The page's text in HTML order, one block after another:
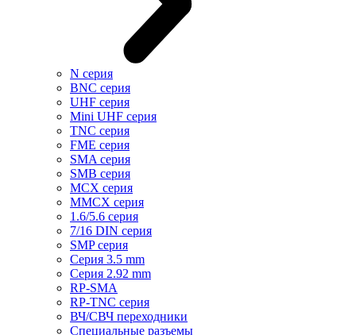
N серия
BNC серия
UHF серия
Mini UHF серия
TNC серия
FME серия
SMA серия
SMB серия
MCX серия
MMCX серия
1.6/5.6 серия
7/16 DIN серия
SMP серия
Cерия 3.5 mm
Серия 2.92 mm
RP-SMA
RP-TNC серия
ВЧ/СВЧ переходники
Специальные разъемы